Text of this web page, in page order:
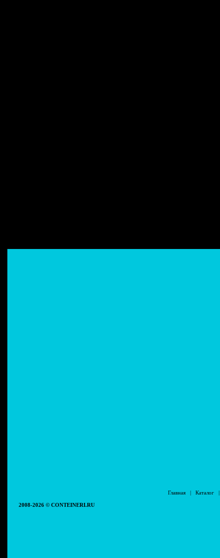
Главная| Каталог
2008-2026 © CONTEINERI.RU